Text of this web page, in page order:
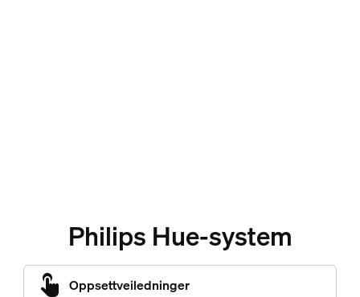
Philips Hue-system
Oppsettveiledninger